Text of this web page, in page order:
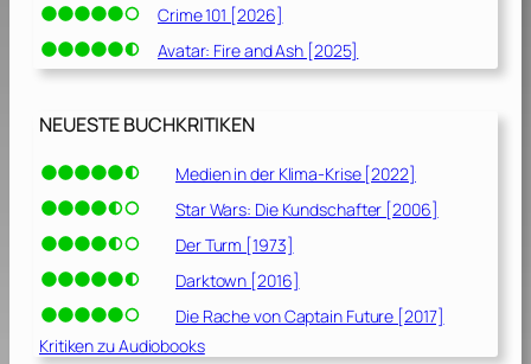
Crime 101 [2026]
Avatar: Fire and Ash [2025]
NEUESTE BUCHKRITIKEN
Medien in der Klima-Krise [2022]
Star Wars: Die Kundschafter [2006]
Der Turm [1973]
Darktown [2016]
Die Rache von Captain Future [2017]
Kritiken zu Audiobooks